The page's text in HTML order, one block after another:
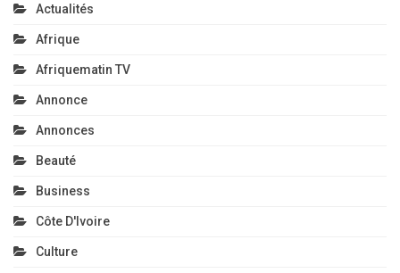
Actualités
Afrique
Afriquematin TV
Annonce
Annonces
Beauté
Business
Côte D'Ivoire
Culture